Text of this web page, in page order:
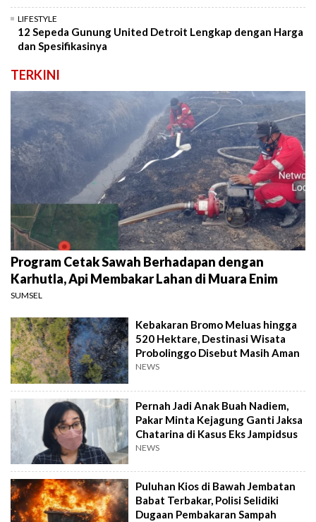
LIFESTYLE
12 Sepeda Gunung United Detroit Lengkap dengan Harga
dan Spesifikasinya
TERKINI
Program Cetak Sawah Berhadapan dengan
Karhutla, Api Membakar Lahan di Muara Enim
SUMSEL
Kebakaran Bromo Meluas hingga
520 Hektare, Destinasi Wisata
Probolinggo Disebut Masih Aman
NEWS
Pernah Jadi Anak Buah Nadiem,
Pakar Minta Kejagung Ganti Jaksa
Chatarina di Kasus Eks Jampidsus
NEWS
Puluhan Kios di Bawah Jembatan
Babat Terbakar, Polisi Selidiki
Dugaan Pembakaran Sampah